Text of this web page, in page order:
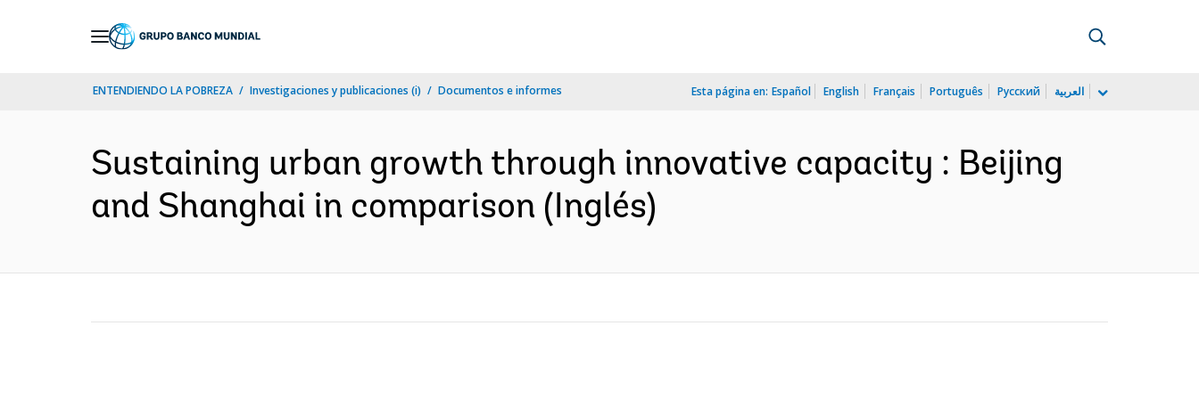
ENTENDIENDO LA POBREZA Investigaciones y publicaciones (i) Documentos e informes Esta página en: Español English Français Português Русский العربية
Sustaining urban growth through innovative capacity : Beijing
and Shanghai in comparison (Inglés)